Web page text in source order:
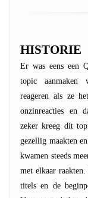
HISTORIE
Er was eens een
topic aanmaken
reageren als ze
onzinreacties en
zeker kreeg dit
gezellig maakten
kwamen steeds
met elkaar
titels en de